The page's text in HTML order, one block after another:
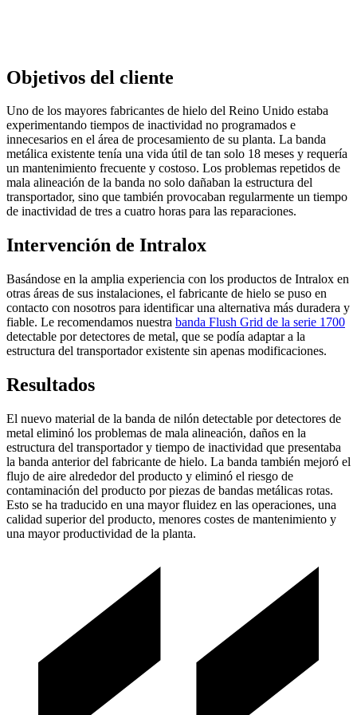
Objetivos del cliente
Uno de los mayores fabricantes de hielo del Reino Unido estaba
experimentando tiempos de inactividad no programados e
innecesarios en el área de procesamiento de su planta. La banda
metálica existente tenía una vida útil de tan solo 18 meses y requería
un mantenimiento frecuente y costoso. Los problemas repetidos de
mala alineación de la banda no solo dañaban la estructura del
transportador, sino que también provocaban regularmente un tiempo
de inactividad de tres a cuatro horas para las reparaciones.
Intervención de Intralox
Basándose en la amplia experiencia con los productos de Intralox en
otras áreas de sus instalaciones, el fabricante de hielo se puso en
contacto con nosotros para identificar una alternativa más duradera y
fiable. Le recomendamos nuestra banda Flush Grid de la serie 1700
detectable por detectores de metal, que se podía adaptar a la
estructura del transportador existente sin apenas modificaciones.
Resultados
El nuevo material de la banda de nilón detectable por detectores de
metal eliminó los problemas de mala alineación, daños en la
estructura del transportador y tiempo de inactividad que presentaba
la banda anterior del fabricante de hielo. La banda también mejoró el
flujo de aire alrededor del producto y eliminó el riesgo de
contaminación del producto por piezas de bandas metálicas rotas.
Esto se ha traducido en una mayor fluidez en las operaciones, una
calidad superior del producto, menores costes de mantenimiento y
una mayor productividad de la planta.